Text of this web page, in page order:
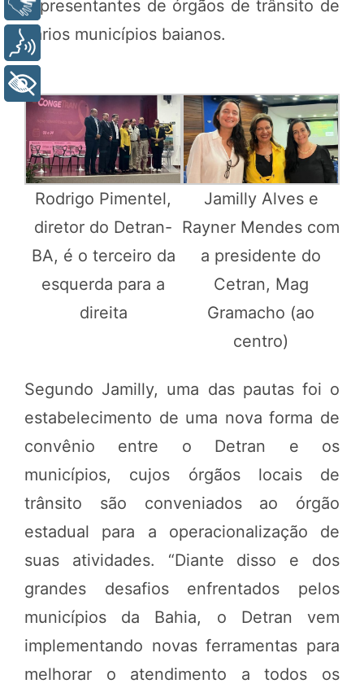
representantes de órgãos de trânsito de
vários municípios baianos.
Rodrigo Pimentel,
diretor do Detran-
BA, é o terceiro da
esquerda para a
direita
Jamilly Alves e
Rayner Mendes com
a presidente do
Cetran, Mag
Gramacho (ao
centro)
Segundo Jamilly, uma das pautas foi o
estabelecimento de uma nova forma de
convênio entre o Detran e os
municípios, cujos órgãos locais de
trânsito são conveniados ao órgão
estadual para a operacionalização de
suas atividades. “Diante disso e dos
grandes desafios enfrentados pelos
municípios da Bahia, o Detran vem
implementando novas ferramentas para
melhorar o atendimento a todos os
Voz